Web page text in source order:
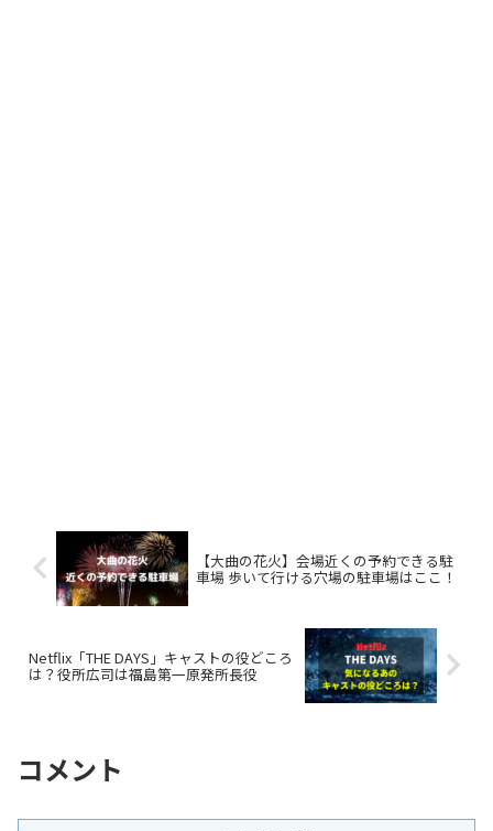
【大曲の花火】会場近くの予約できる駐
車場 歩いて行ける穴場の駐車場はここ！
Netflix「THE DAYS」キャストの役どころ
は？役所広司は福島第一原発所長役
コメント